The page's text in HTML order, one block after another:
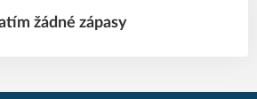
žádné zápasy